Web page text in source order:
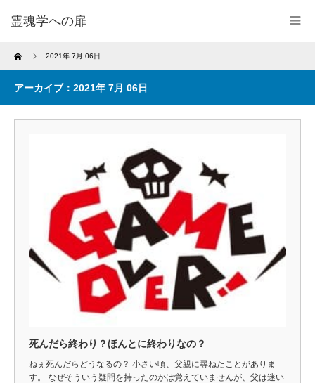
霊魂学への扉
Home 2021年 7月 06日
アーカイブ：2021年 7月 06日
死んだら終わり？ほんとに終わりなの？
ねぇ死んだらどうなるの？ 小さい頃、父親に尋ねたことがありま
す。 なぜそういう疑問を持ったのかは覚えていませんが、父は迷い